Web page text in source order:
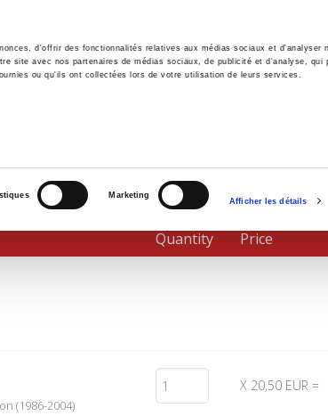
d'offrir des fonctionnalités relatives aux médias sociaux et d'analyser
site avec nos partenaires de médias sociaux, de publicité et d'analyse, qui
ou qu'ils ont collectées lors de votre utilisation de leurs services.
Marketing
Afficher les détails
History International Politics
Quantity Price
(1986-2004)
X 20,50 EUR =